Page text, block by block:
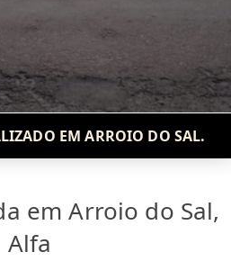
EM ARROIO DO SAL.
em Arroio do Sal,
Alfa